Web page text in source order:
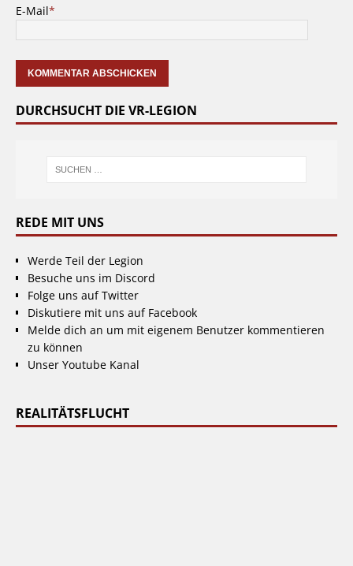
E-Mail*
DURCHSUCHT DIE VR-LEGION
REDE MIT UNS
Werde Teil der Legion
Besuche uns im Discord
Folge uns auf Twitter
Diskutiere mit uns auf Facebook
Melde dich an um mit eigenem Benutzer kommentieren
zu können
Unser Youtube Kanal
REALITÄTSFLUCHT